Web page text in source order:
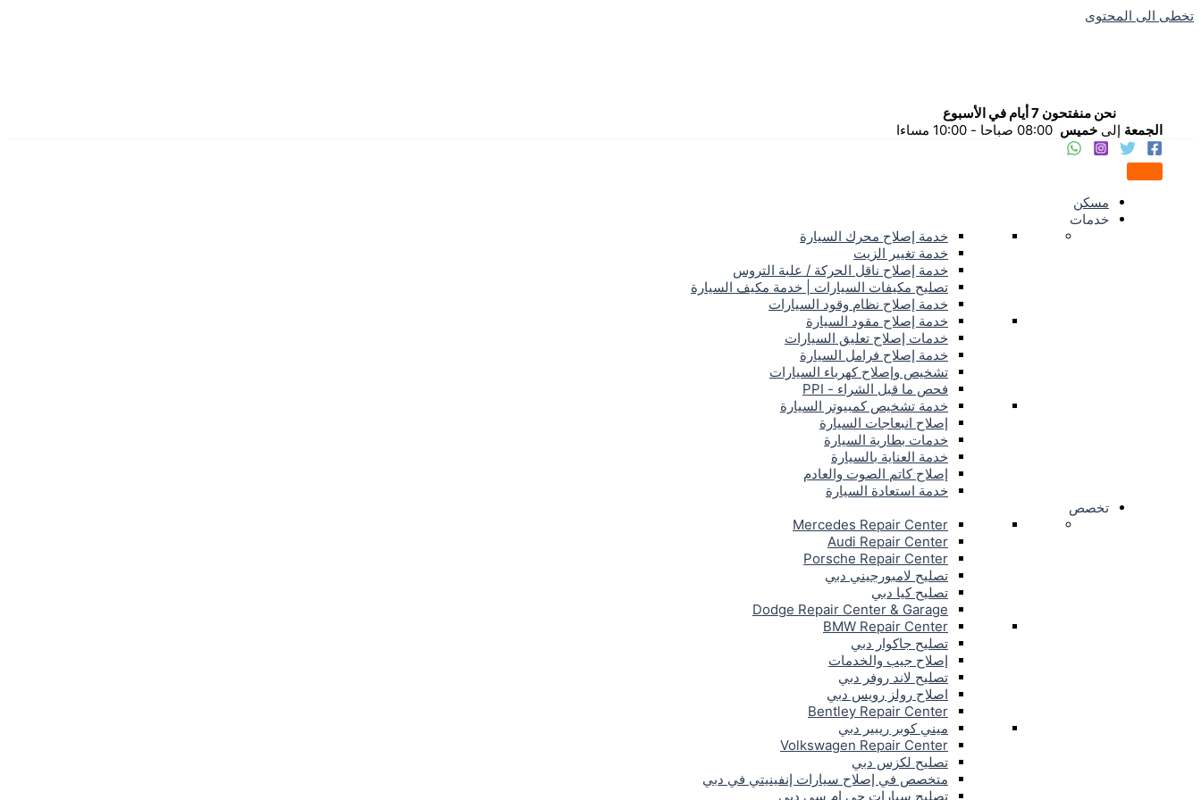
تخطى الى المحتوى
نحن منفتحون 7 أيام في الأسبوع
الجمعة إلى خميس
مسكن
خدمات
خدمة إصلاح محرك السيارة
خدمة تغيير الزيت
خدمة إصلاح ناقل الحركة / علبة التروس
تصليح مكيفات السيارات | خدمة مكيف السيارة
خدمة إصلاح نظام وقود السيارات
خدمة إصلاح مقود السيارة
خدمات إصلاح تعليق السيارات
خدمة إصلاح فرامل السيارة
تشخيص وإصلاح كهرباء السيارات
فحص ما قبل الشراء - PPI
خدمة تشخيص كمبيوتر السيارة
إصلاح انبعاجات السيارة
خدمات بطارية السيارة
خدمة العناية بالسيارة
إصلاح كاتم الصوت والعادم
خدمة استعادة السيارة
تخصص
Mercedes Repair Center
Audi Repair Center
Porsche Repair Center
تصليح لامبورجيني دبي
تصليح كيا دبي
Dodge Repair Center & Garage
BMW Repair Center
تصليح جاكوار دبي
إصلاح جيب والخدمات
تصليح لاند روفر دبي
اصلاح رولز رويس دبي
Bentley Repair Center
ميني كوبر ريبير دبي
Volkswagen Repair Center
تصليح لكزس دبي
متخصص في إصلاح سيارات إنفينيتي في دبي
تصليح سيارات جي ام سي دبي